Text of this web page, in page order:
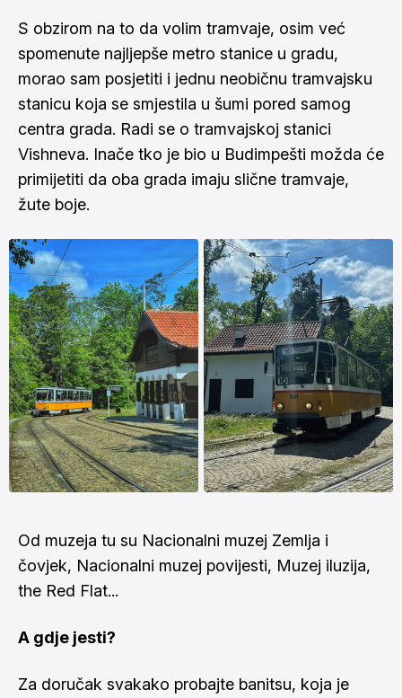
S obzirom na to da volim tramvaje, osim već
spomenute najljepše metro stanice u gradu,
morao sam posjetiti i jednu neobičnu tramvajsku
stanicu koja se smjestila u šumi pored samog
centra grada. Radi se o tramvajskoj stanici
Vishneva. Inače tko je bio u Budimpešti možda će
primijetiti da oba grada imaju slične tramvaje,
žute boje.
Od muzeja tu su Nacionalni muzej Zemlja i
čovjek, Nacionalni muzej povijesti, Muzej iluzija,
the Red Flat...
A gdje jesti?
Za doručak svakako probajte banitsu, koja je